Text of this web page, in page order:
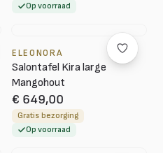
Op voorraad
ELEONORA
Salontafel Kira large
Mangohout
€ 649,00
Gratis bezorging
Op voorraad